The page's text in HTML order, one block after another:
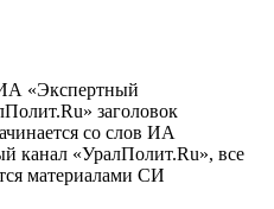
«Экспертный
заголовок
со слов ИА
канал «УралПолит.Ru», все
материалами СИ